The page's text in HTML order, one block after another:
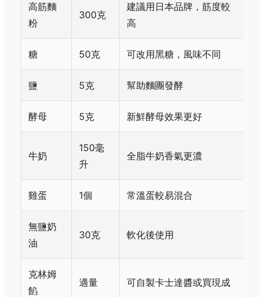
高筋麵
粉
300克
建議用日本品牌，筋度較
高
糖 50克 可改用黑糖，風味不同
鹽 5克 幫助麵團發酵
酵母 5克 新鮮酵母效果更好
牛奶
150毫
升
全脂牛奶香氣更濃
雞蛋 1個 常溫蛋較易混合
無鹽奶
油
30克 軟化後使用
克林姆
餡
適量 可自製卡士達醬或買現成